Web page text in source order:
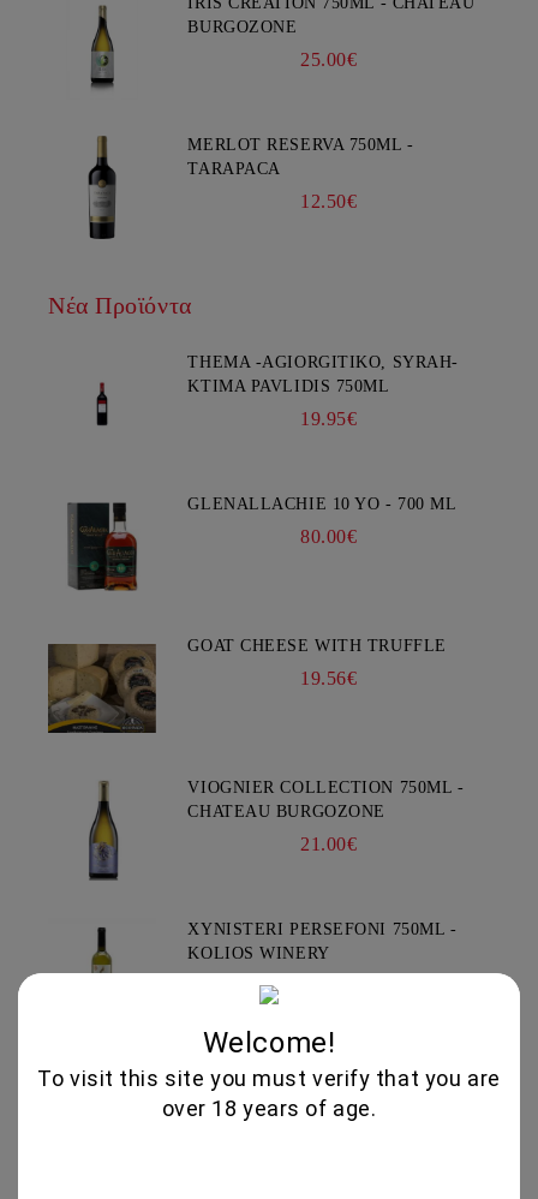
BURGOZONE
25.00€
MERLOT RESERVA 750ML -
TARAPACA
12.50€
Νέα Προϊόντα
THEMA -AGIORGITIKO, SYRAH-
KTIMA PAVLIDIS 750ML
19.95€
GLENALLACHIE 10 YO - 700 ML
80.00€
GOAT CHEESE WITH TRUFFLE
19.56€
VIOGNIER COLLECTION 750ML -
CHATEAU BURGOZONE
21.00€
XYNISTERI PERSEFONI 750ML -
KOLIOS WINERY
Εγγραφή
Welcome!
To visit this site you must verify that you are
over 18 years of age.